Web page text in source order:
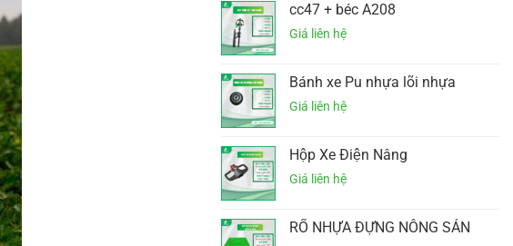
cc47 + béc A208
Bánh xe Pu nhựa lõi nhựa
Hộp Xe Điện Nâng
RỔ NHỰA ĐỰNG NÔNG SẢN